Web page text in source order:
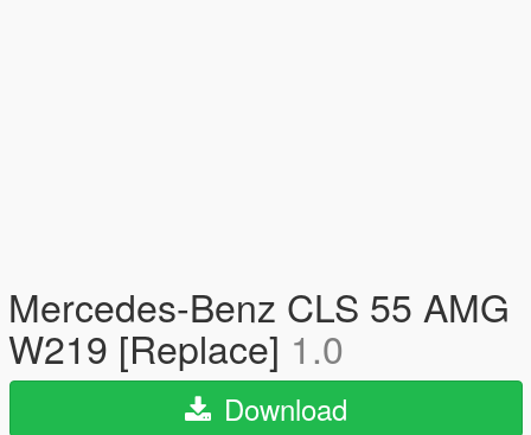
Mercedes-Benz CLS 55 AMG
W219 [Replace] 1.0
Download